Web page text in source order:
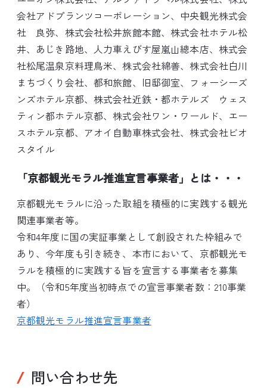
会社アドプランツコーポレーション、中央観光株式会
社 良弥、株式会社松井旅館本館、株式会社ホテル松
井、あじき路地、人力車えびす屋嵐山總本店、株式会
社松尾温泉京料理鳥米、株式会社綿善、株式会社白川
まちづくり会社、都和旅館、旧邸御室、フォーシーズ
ンズホテル京都、株式会社近鉄・都ホテルズ ウェス
ティン都ホテル京都、株式会社ワン・ワールド、エー
スホテル京都、アオイ自動車株式会社、株式会社ビオ
スタイル
「京都観光モラル推進宣言事業者」とは・・・
京都観光モラルに沿った取組を積極的に実践する観光
関連事業者等。
令和4年度に国の実証事業として創設された枠組みで
あり、今年度も引き続き、本市において、京都観光モ
ラルを積極的に実践する旨を宣言する事業者を募集
中。（令和5年度当初時点での宣言事業者数：210事業
者）
京都観光モラル推進宣言事業者
問い合わせ先